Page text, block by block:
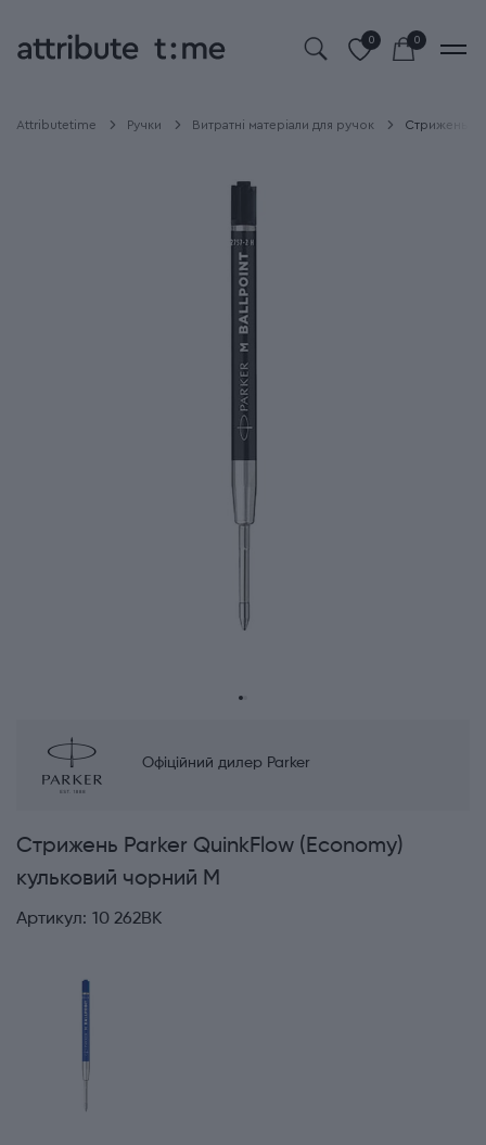
0 0
Attributetime Ручки Витратні матеріали для ручок Стрижень
Офіційний дилер Parker
Стрижень Parker QuinkFlow (Economy)
кульковий чорний M
Артикул: 10 262BK